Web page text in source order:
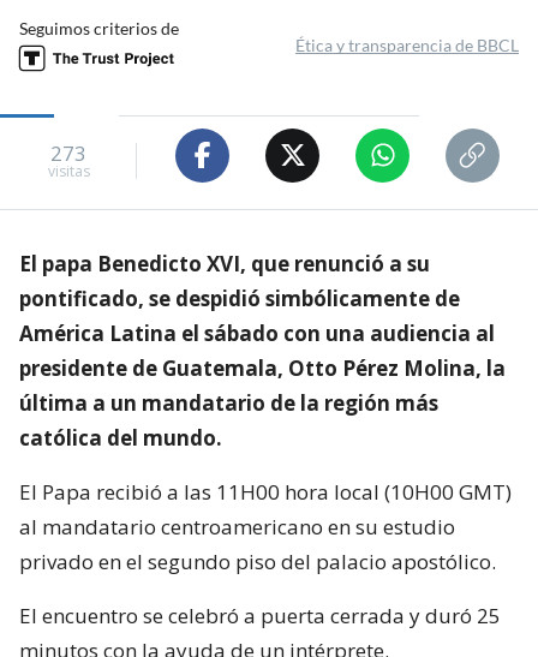
Seguimos criterios de
Ética y transparencia de BBCL
273
visitas
El papa Benedicto XVI, que renunció a su
pontificado, se despidió simbólicamente de
América Latina el sábado con una audiencia al
presidente de Guatemala, Otto Pérez Molina, la
última a un mandatario de la región más
católica del mundo.
El Papa recibió a las 11H00 hora local (10H00 GMT)
al mandatario centroamericano en su estudio
privado en el segundo piso del palacio apostólico.
El encuentro se celebró a puerta cerrada y duró 25
minutos con la ayuda de un intérprete.